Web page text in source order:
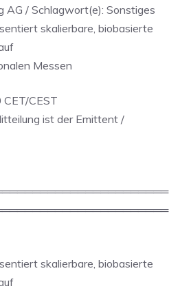
AG / Schlagwort(e): Sonstiges
skalierbare, biobasierte
Messen
CEST
ist der Emittent /
skalierbare, biobasierte